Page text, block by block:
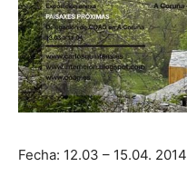
Fecha: 12.03 – 15.04. 2014